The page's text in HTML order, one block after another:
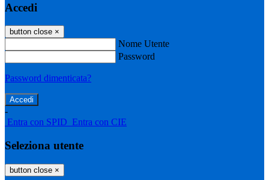
Accedi
button close ×
Nome Utente
Password
Password dimenticata?
-
Entra con SPID Entra con CIE
Seleziona utente
button close ×